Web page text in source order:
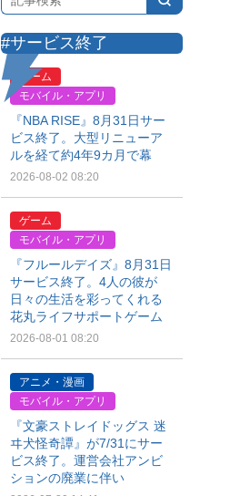
#サービス終了
ゲーム
モバイル・アプリ
『NBA RISE』8月31日サー
ビス終了。大型リニューア
ルを経て約4年9カ月で幕
2026-08-02 08:20
ゲーム
モバイル・アプリ
『フルールデイズ』8月31日
サービス終了。4人の彼が
日々の生活を彩ってくれる
花丸ライフサポートゲーム
2026-08-01 08:20
アニメ・漫画
モバイル・アプリ
『文豪ストレイドッグス 迷
ヰ犬怪奇譚』が7/31にサー
ビス終了。運営会社アンビ
ションの廃業に伴い